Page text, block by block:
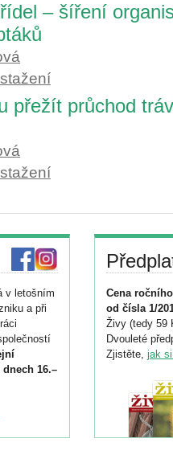
– šíření
přežít průchod
v letošním
a při
16.–
Cena
od čísla 1/
Živy (tedy 59
Dvouleté
Zjistěte, jak